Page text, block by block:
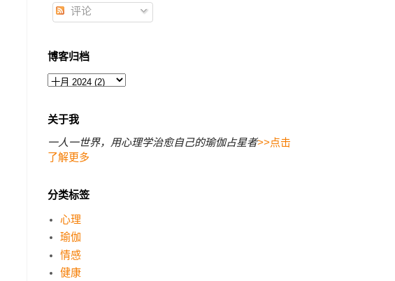
评论
博客归档
关于我
一人一世界，用心理学治愈自己的瑜伽占星者>>点击
了解更多
分类标签
心理
瑜伽
情感
健康